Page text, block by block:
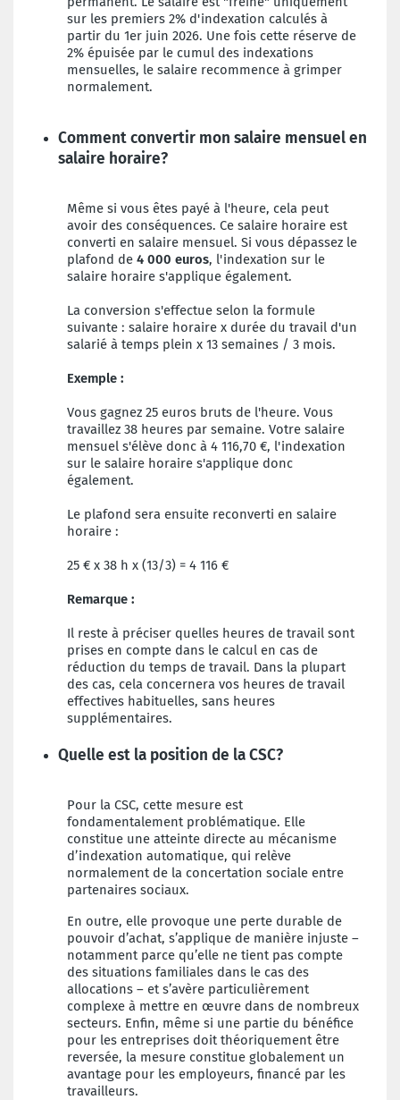
sur les premiers 2% d'indexation calculés à
partir du 1er juin 2026. Une fois cette réserve de
2% épuisée par le cumul des indexations
mensuelles, le salaire recommence à grimper
normalement.
Comment convertir mon salaire mensuel en
salaire horaire?
Même si vous êtes payé à l'heure, cela peut
avoir des conséquences. Ce salaire horaire est
converti en salaire mensuel. Si vous dépassez le
plafond de 4 000 euros, l'indexation sur le
salaire horaire s'applique également.
La conversion s'effectue selon la formule
suivante : salaire horaire x durée du travail d'un
salarié à temps plein x 13 semaines / 3 mois.
Exemple :
Vous gagnez 25 euros bruts de l'heure. Vous
travaillez 38 heures par semaine. Votre salaire
mensuel s'élève donc à 4 116,70 €, l'indexation
sur le salaire horaire s'applique donc
également.
Le plafond sera ensuite reconverti en salaire
horaire :
25 € x 38 h x (13/3) = 4 116 €
Remarque :
Il reste à préciser quelles heures de travail sont
prises en compte dans le calcul en cas de
réduction du temps de travail. Dans la plupart
des cas, cela concernera vos heures de travail
effectives habituelles, sans heures
supplémentaires.
Quelle est la position de la CSC?
Pour la CSC, cette mesure est
fondamentalement problématique. Elle
constitue une atteinte directe au mécanisme
d’indexation automatique, qui relève
normalement de la concertation sociale entre
partenaires sociaux.
En outre, elle provoque une perte durable de
pouvoir d’achat, s’applique de manière injuste –
notamment parce qu’elle ne tient pas compte
des situations familiales dans le cas des
allocations – et s’avère particulièrement
complexe à mettre en œuvre dans de nombreux
secteurs. Enfin, même si une partie du bénéfice
pour les entreprises doit théoriquement être
reversée, la mesure constitue globalement un
avantage pour les employeurs, financé par les
travailleurs.